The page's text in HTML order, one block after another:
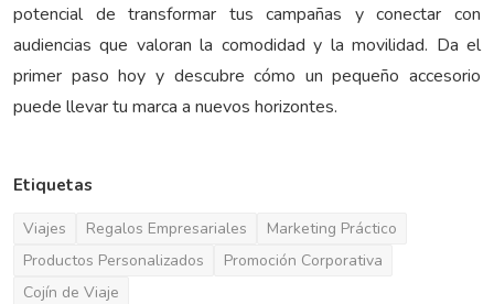
potencial de transformar tus campañas y conectar con
audiencias que valoran la comodidad y la movilidad. Da el
primer paso hoy y descubre cómo un pequeño accesorio
puede llevar tu marca a nuevos horizontes.
Etiquetas
Viajes Regalos Empresariales
Marketing Práctico
Productos Personalizados
Promoción Corporativa
Cojín de Viaje